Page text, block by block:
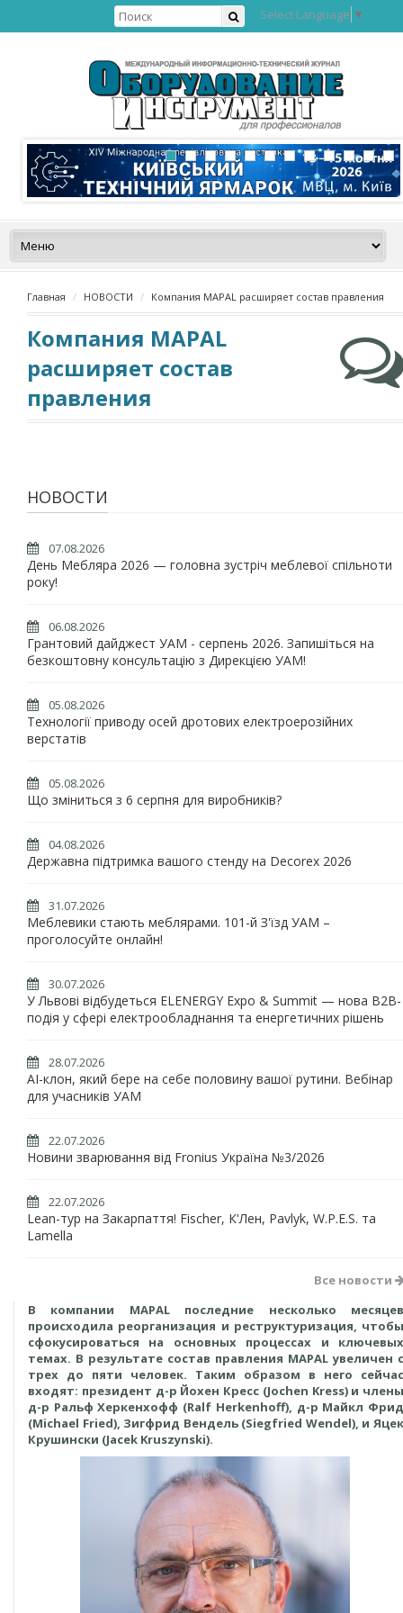
Select Language ▼
Главная НОВОСТИ Компания MAPAL расширяет состав правления
Компания MAPAL
расширяет состав
правления
НОВОСТИ
07.08.2026
День Мебляра 2026 — головна зустріч меблевої спільноти
року!
06.08.2026
Грантовий дайджест УАМ - серпень 2026. Запишіться на
безкоштовну консультацію з Дирекцією УАМ!
05.08.2026
Технології приводу осей дротових електроерозійних
верстатів
05.08.2026
Що зміниться з 6 серпня для виробників?
04.08.2026
Державна підтримка вашого стенду на Decorex 2026
31.07.2026
Меблевики стають меблярами. 101-й З'їзд УАМ –
проголосуйте онлайн!
30.07.2026
У Львові відбудеться ELENERGY Expo & Summit — нова B2B-
подія у сфері електрообладнання та енергетичних рішень
28.07.2026
AI-клон, який бере на себе половину вашої рутини. Вебінар
для учасників УАМ
22.07.2026
Новини зварювання від Fronius Україна №3/2026
22.07.2026
Lean-тур на Закарпаття! Fischer, К'Лен, Pavlyk, W.P.E.S. та
Lamella
Все новости
В компании MAPAL последние несколько месяцев
происходила реорганизация и реструктуризация, чтобы
сфокусироваться на основных процессах и ключевых
темах. В результате состав правления MAPAL увеличен с
трех до пяти человек. Таким образом в него сейчас
входят: президент д-р Йохен Кресс (Jochen Kress) и члены
д-р Ральф Херкенхофф (Ralf Herkenhoff), д-р Майкл Фрид
(Michael Fried), Зигфрид Вендель (Siegfried Wendel), и Яцек
Крушински (Jacek Kruszynski).